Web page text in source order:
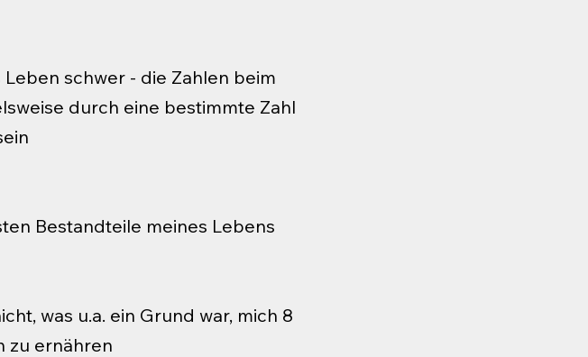
schwer - die Zahlen beim
durch eine bestimmte Zahl
Bestandteile meines Lebens
was u.a. ein Grund war, mich 8
zu ernähren